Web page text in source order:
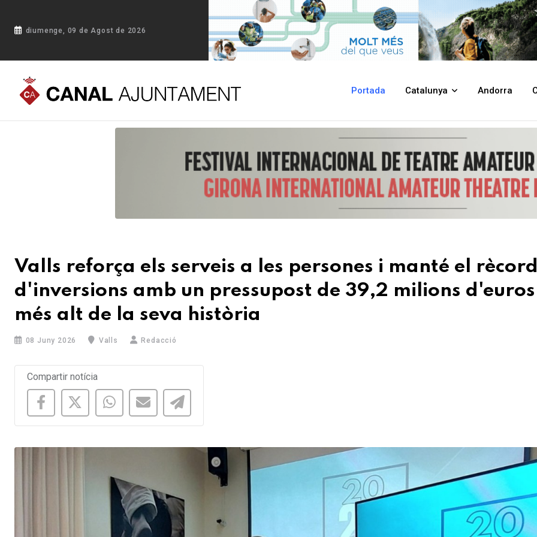
diumenge, 09 de Agost de 2026
Portada Catalunya Andorra
Portada Blog Valls reforça els serveis a les persones i manté el rècord d'inversions amb un pressupost de 39,2 milions d'euros, el
Valls reforça els serveis a les persones i manté el
d'inversions amb un pressupost de 39,2 milions
més alt de la seva història
08 Juny 2026 Valls Redacció
Compartir notícia